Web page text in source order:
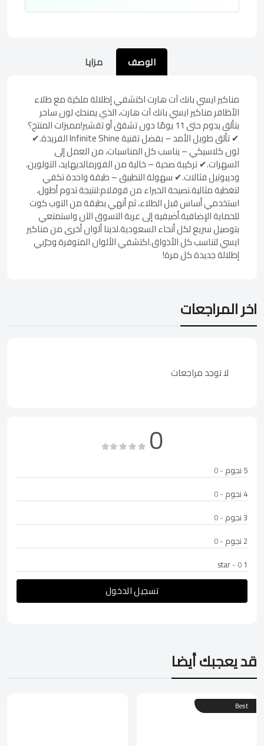
الوصف مزايا
مناكير ايسي بانك آت هارت اكتشفي إطلالة ملكية مع طلاء
الأظافر مناكير ايسي بانك آت هارت، الذي يمنحكِ لون ساحر
بتألق يدوم حتى 11 يومًا دون تشقق أو تقشير!مميزات المنتج؟
✔ تألق طويل الأمد – بفضل تقنية Infinite Shine الفريدة.✔
لون كلاسيكي – يناسب كل المناسبات، من العمل إلى
السهرات.✔ تركيبة صحية – خالية من الفورمالديهايد، التولوين،
وديبوتيل فثالات.✔ سهولة التطبيق – طبقة واحدة تكفي
لتغطية مثالية.نصيحة الخبراء من قوقلام:لنتيجة تدوم أطول،
استخدمي أساس قبل الطلاء، ثم أنهي بطبقة من التوب كوت
للحماية الإضافية.أضيفيه إلى عربة التسوق الآن واستمتعي
بتوصيل سريع لكل أنحاء السعودية.لدينا ألوان أخرى من مناكير
ايسي لتناسب كل الأذواق.اكتشفي الألوان المتوفرة وجرّبي
إطلالة جديدة كل مرة!
اخر المراجعات
لا توجد مراجعات
0
5 نجوم
- 0
4 نجوم
- 0
3 نجوم
- 0
2 نجوم
- 0
1 star
- 0
تسجيل الدخول
قد يعجبك أيضا
Best